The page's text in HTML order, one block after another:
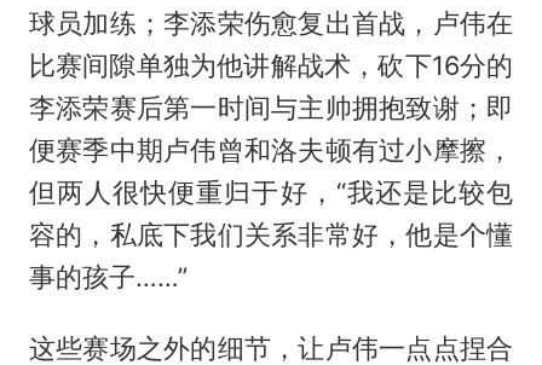
球员加练；李添荣伤愈复出首战，卢伟在
比赛间隙单独为他讲解战术，砍下16分的
李添荣赛后第一时间与主帅拥抱致谢；即
便赛季中期卢伟曾和洛夫顿有过小摩擦，
但两人很快便重归于好，“我还是比较包
容的，私底下我们关系非常好，他是个懂
事的孩子……”
这些赛场之外的细节，让卢伟一点点捏合